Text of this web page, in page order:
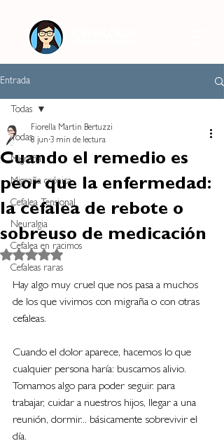
Entrada
Todas
Migraña
Migraña crónica
Cefalea Tensional
Neuralgia
Cefalea en racimos
Cefaleas raras
Todas
Cuando el remedio es
peor que la enfermedad:
la cefalea de rebote o
sobreuso de medicación
Fiorella Martin Bertuzzi
8 jun 3 min de lectura
Obtuvo NaN de 5 estrellas.
Hay algo muy cruel que nos pasa a muchos
de los que vivimos con migraña o con otras
cefaleas.
Cuando el dolor aparece, hacemos lo que
cualquier persona haría: buscamos alivio.
Tomamos algo para poder seguir. para
trabajar, cuidar a nuestros hijos, llegar a una
reunión, dormir... básicamente sobrevivir el
día.